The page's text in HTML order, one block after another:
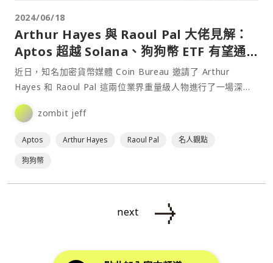
2024/06/18
Arthur Hayes 與 Raoul Pal 大佬見解：
Aptos 超越 Solana、狗狗幣 ETF 有望通
關
近日，知名加密貨幣媒體 Coin Bureau 邀請了 Arthur
Hayes 和 Raoul Pal 這兩位業界重量級人物進行了一場深入
的討論。在這次對話中，他們探討了當前的市場風險、積極的
投資策略以及對未來市場的年度預測。⋯
zombit jeff
Aptos Arthur Hayes Raoul Pal
名人觀點
狗狗幣
next